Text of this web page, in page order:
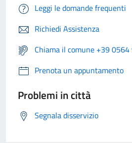
Leggi le domande frequenti
Richiedi Assistenza
Chiama il comune +39
Prenota un appuntamento
Problemi in città
Segnala disservizio